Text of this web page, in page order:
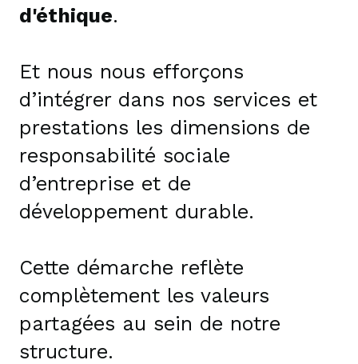
d'éthique.
Et nous nous efforçons
d’intégrer dans nos services et
prestations les dimensions de
responsabilité sociale
d’entreprise et de
développement durable.
Cette démarche reflète
complètement les valeurs
partagées au sein de notre
structure.